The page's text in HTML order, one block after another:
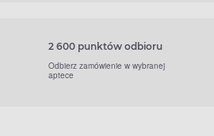
2 600 punktów odbioru
Odbierz zamówienie w wybranej
aptece